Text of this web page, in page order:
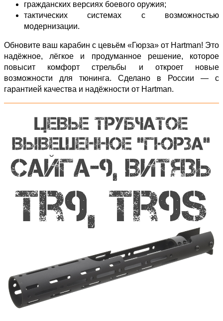
гражданских версиях боевого оружия;
тактических системах с возможностью
модернизации.
Обновите ваш карабин с цевьём «Гюрза» от Hartman! Это
надёжное, лёгкое и продуманное решение, которое
повысит комфорт стрельбы и откроет новые
возможности для тюнинга. Сделано в России — с
гарантией качества и надёжности от Hartman.